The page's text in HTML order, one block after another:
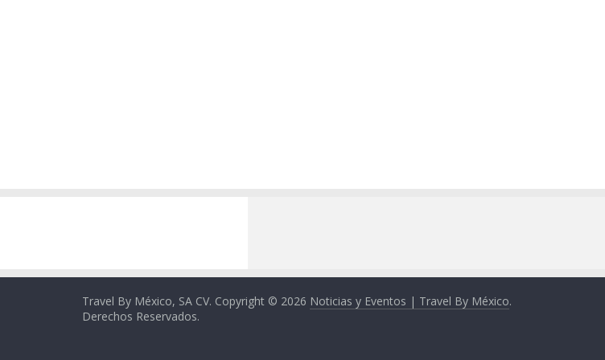
Travel By México, SA CV. Copyright © 2026 Noticias y Eventos | Travel By México.
Derechos Reservados.